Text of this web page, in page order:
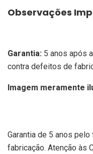
Observações
Garantia: 5 anos após
contra defeitos de
Imagem meramente
Garantia de 5 anos
fabricação. Atenção às